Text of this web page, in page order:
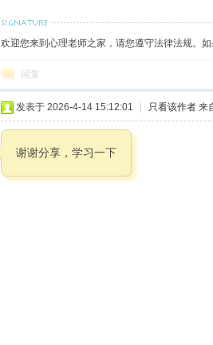
欢迎您来到心理老师之家，请您遵守法律法规。
回复
发表于 2026-4-14 15:12:01 只看该作者 来
谢谢分享，学习一下